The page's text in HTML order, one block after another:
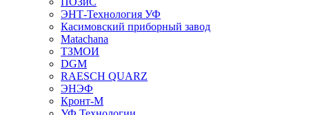
ЭНТ-Технология УФ
Касимовский приборный завод
Matachana
ТЗМОИ
DGM
RAESCH QUARZ
ЭНЭФ
Кронт-М